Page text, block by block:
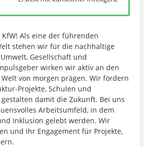
Als eine der führenden
stehen wir für die nachhaltige
Gesellschaft und
wirken wir aktiv an den
von morgen prägen. Wir fördern
Projekte, Schulen und
damit die Zukunft. Bei uns
Arbeitsumfeld, in dem
Inklusion gelebt werden. Wir
und Ihr Engagement für Projekte,